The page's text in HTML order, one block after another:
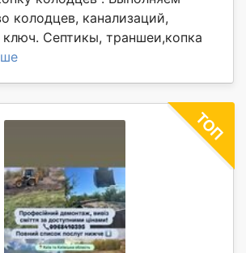
колодцев, канализаций,
ключ. Септикы, траншеи,копка